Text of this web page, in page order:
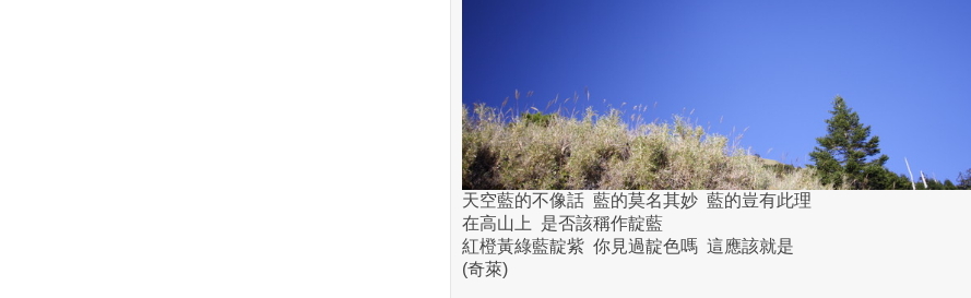
天空藍的不像話 藍的莫名其妙 藍的豈有此理
在高山上 是否該稱作靛藍
紅橙黃綠藍靛紫 你見過靛色嗎 這應該就是
(奇萊)